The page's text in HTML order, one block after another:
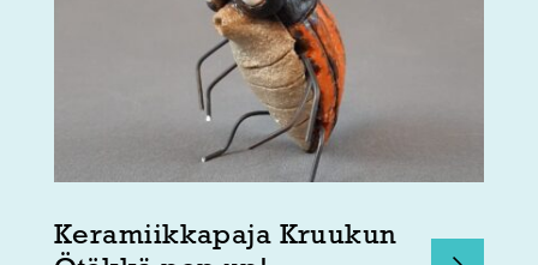
Keramiikkapaja Kruukun